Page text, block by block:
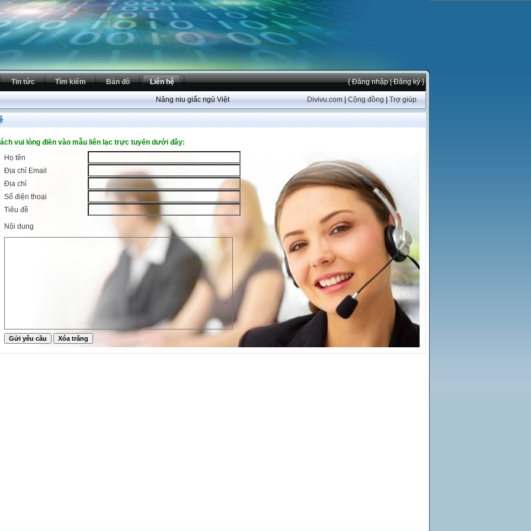
Tin tức Tìm kiếm Bản đồ Liên hệ { Đăng nhập| Đăng ký }
Divivu.com|Cộng đồng|Trợ giúp
Nâng niu giấc ngủ Việt
vui lòng điền vào mẫu liên lạc trực tuyến dưới đây:
Họ tên
Địa chỉ Email
Địa chỉ
Số điện thoại
Tiêu đề
Nội dung